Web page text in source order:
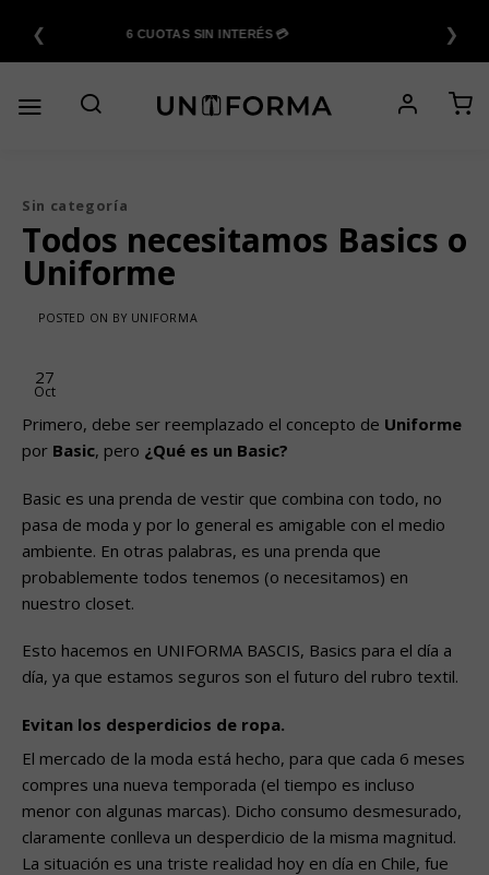
contenido
❮ 6 CUOTAS SIN INTERÉS 💳 ❯
Sin categoría
Todos necesitamos Basics o
Uniforme
POSTED ON BY UNIFORMA
27
Oct
Primero, debe ser reemplazado el concepto de Uniforme
por Basic, pero ¿Qué es un Basic?
Basic es una prenda de vestir que combina con todo, no
pasa de moda y por lo general es amigable con el medio
ambiente. En otras palabras, es una prenda que
probablemente todos tenemos (o necesitamos) en
nuestro closet.
Esto hacemos en UNIFORMA BASCIS, Basics para el día a
día, ya que estamos seguros son el futuro del rubro textil.
Evitan los desperdicios de ropa.
El mercado de la moda está hecho, para que cada 6 meses
compres una nueva temporada (el tiempo es incluso
menor con algunas marcas). Dicho consumo desmesurado,
claramente conlleva un desperdicio de la misma magnitud.
La situación es una triste realidad hoy en día en Chile, fue